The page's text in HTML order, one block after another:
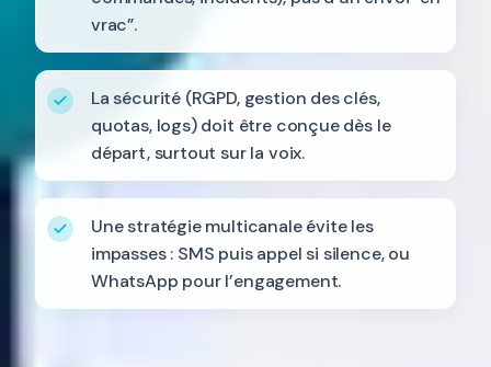
vrac”.
La sécurité (RGPD, gestion des clés,
quotas, logs) doit être conçue dès le
départ, surtout sur la voix.
Une stratégie multicanale évite les
impasses : SMS puis appel si silence, ou
WhatsApp pour l’engagement.